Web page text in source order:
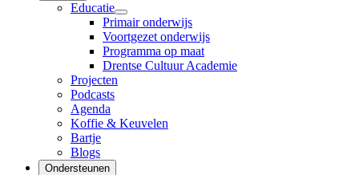
Educatie
Primair onderwijs
Voortgezet onderwijs
Programma op maat
Drentse Cultuur Academie
Projecten
Podcasts
Agenda
Koffie & Keuvelen
Bartje
Blogs
Ondersteunen